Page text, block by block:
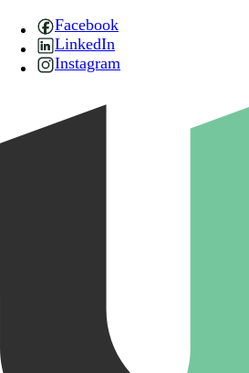
Facebook
LinkedIn
Instagram